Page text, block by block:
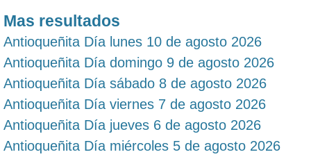
Mas resultados
Antioqueñita Día lunes 10 de agosto 2026
Antioqueñita Día domingo 9 de agosto 2026
Antioqueñita Día sábado 8 de agosto 2026
Antioqueñita Día viernes 7 de agosto 2026
Antioqueñita Día jueves 6 de agosto 2026
Antioqueñita Día miércoles 5 de agosto 2026